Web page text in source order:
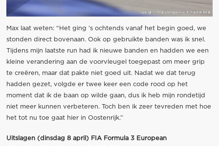
Max laat weten: “Het ging ’s ochtends vanaf het begin goed, we
stonden direct bovenaan. Ook op gebruikte banden was ik snel.
Tijdens mijn laatste run had ik nieuwe banden en hadden we een
kleine verandering aan de voorvleugel toegepast om meer grip
te creëren, maar dat pakte niet goed uit. Nadat we dat terug
hadden gezet, volgde er twee keer een code rood op het
moment dat ik de baan op wilde gaan, dus ik heb mijn rondetijd
niet meer kunnen verbeteren. Toch ben ik zeer tevreden met hoe
het tot nu toe gaat hier in Oostenrijk.”
Uitslagen (dinsdag 8 april) FIA Formula 3 European